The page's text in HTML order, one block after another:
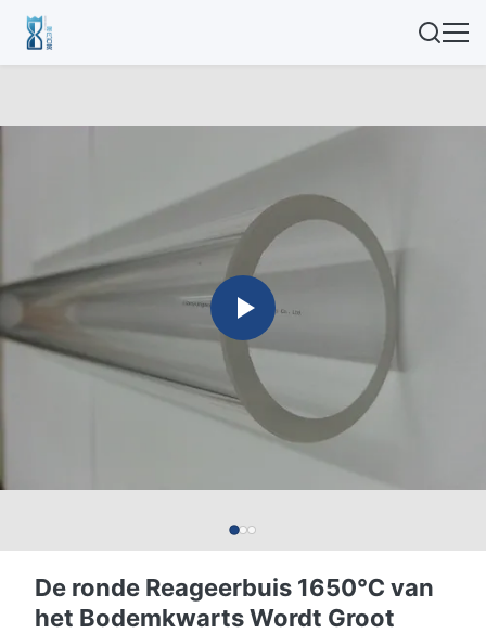
De ronde Reageerbuis 1650℃ van
het Bodemkwarts Wordt Groot